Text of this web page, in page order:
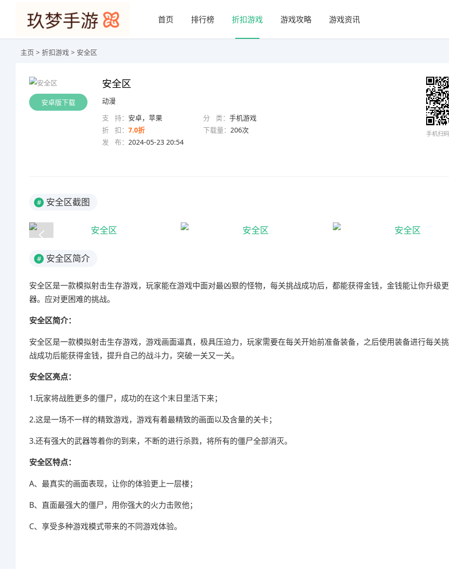
首页 排行榜 折扣游戏 游戏攻略 游戏资讯
主页 > 折扣游戏 > 安全区
安卓版下载
安全区
动漫
支 持： 安卓，苹果 分 类： 手机游戏
折 扣： 7.0折 下载量： 206次
发 布： 2024-05-23 20:54
手机扫
# 安全区截图
# 安全区简介
安全区是一款模拟射击生存游戏，玩家能在游戏中面对最凶狠的怪物，每关挑战成功后，都能获得金钱，金钱能让你升级
器。应对更困难的挑战。
安全区简介：
安全区是一款模拟射击生存游戏，游戏画面逼真，极具压迫力，玩家需要在每关开始前准备装备，之后使用装备进行每关
战成功后能获得金钱，提升自己的战斗力，突破一关又一关。
安全区亮点：
1.玩家将战胜更多的僵尸，成功的在这个末日里活下来；
2.这是一场不一样的精致游戏，游戏有着最精致的画面以及含量的关卡；
3.还有强大的武器等着你的到来，不断的进行杀戮，将所有的僵尸全部消灭。
安全区特点：
A、最真实的画面表现，让你的体验更上一层楼；
B、直面最强大的僵尸，用你强大的火力击败他；
C、享受多种游戏模式带来的不同游戏体验。